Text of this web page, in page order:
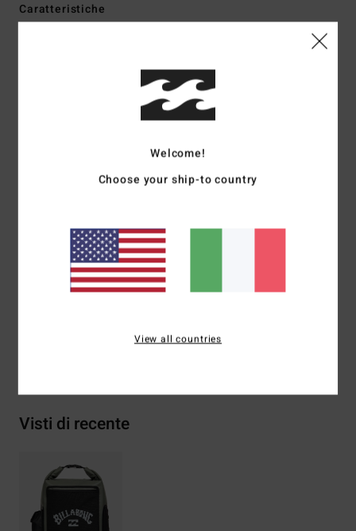
Caratteristiche
Scomparto principale roll-top wet/dry
Chiusura a doppia fibbia
Tasca laterale in mesh per borraccia
Tasca laterale multifunzione
Logo serigrafato
Composizione[Tessuto principale] 89% polivinilcloruro
(PVC), 11% poliestere
Visti di recente
Welcome!
Choose your ship-to country
View all countries